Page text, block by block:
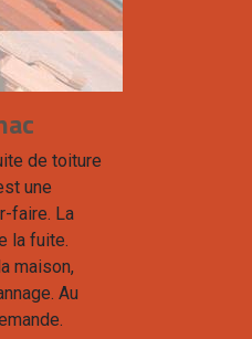
de toiture
une
faire. La
la fuite.
maison,
Au